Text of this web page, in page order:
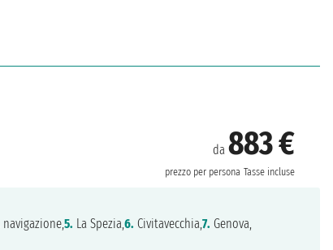
da 883 €
prezzo per persona Tasse incluse
navigazione,5. La Spezia,6. Civitavecchia,7. Genova,